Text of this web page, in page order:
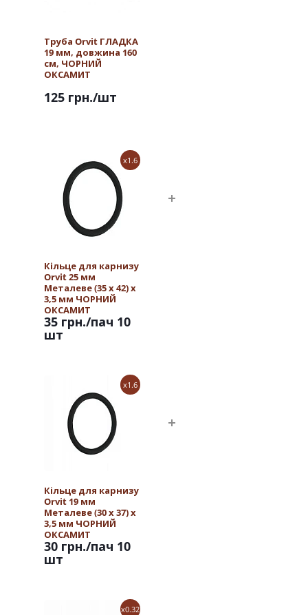
Труба Orvit ГЛАДКА
19 мм, довжина 160
см, ЧОРНИЙ
ОКСАМИТ
125 грн./шт
x1.6
Кільце для карнизу
Orvit 25 мм
Металеве (35 х 42) х
3,5 мм ЧОРНИЙ
ОКСАМИТ
35 грн./пач 10
шт
x1.6
Кільце для карнизу
Orvit 19 мм
Металеве (30 х 37) х
3,5 мм ЧОРНИЙ
ОКСАМИТ
30 грн./пач 10
шт
x0.32